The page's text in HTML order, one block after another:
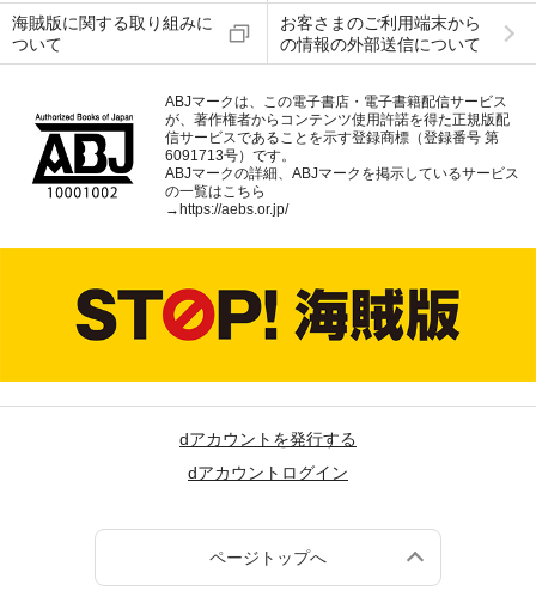
海賊版に関する取り組みに
ついて
お客さまのご利用端末から
の情報の外部送信について
ABJマークは、この電子書店・電子書籍配信サービス
が、著作権者からコンテンツ使用許諾を得た正規版配
信サービスであることを示す登録商標（登録番号 第
6091713号）です。
ABJマークの詳細、ABJマークを掲示しているサービス
の一覧はこちら
→ https://aebs.or.jp/
dアカウントを発行する
dアカウントログイン
ページトップへ